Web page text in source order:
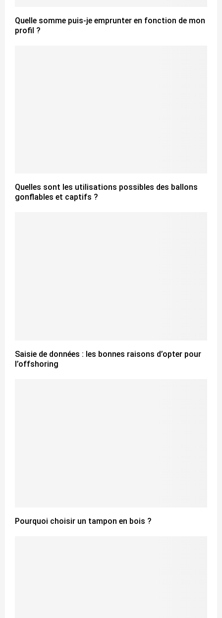
Quelle somme puis-je emprunter en fonction de mon
profil ?
Quelles sont les utilisations possibles des ballons
gonflables et captifs ?
Saisie de données : les bonnes raisons d’opter pour
l’offshoring
Pourquoi choisir un tampon en bois ?